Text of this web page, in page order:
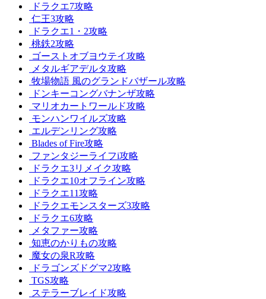
ドラクエ7攻略
仁王3攻略
ドラクエ1・2攻略
桃鉄2攻略
ゴーストオブヨウテイ攻略
メタルギアデルタ攻略
牧場物語 風のグランドバザール攻略
ドンキーコングバナンザ攻略
マリオカートワールド攻略
モンハンワイルズ攻略
エルデンリング攻略
Blades of Fire攻略
ファンタジーライフi攻略
ドラクエ3リメイク攻略
ドラクエ10オフライン攻略
ドラクエ11攻略
ドラクエモンスターズ3攻略
ドラクエ6攻略
メタファー攻略
知恵のかりもの攻略
魔女の泉R攻略
ドラゴンズドグマ2攻略
TGS攻略
ステラーブレイド攻略